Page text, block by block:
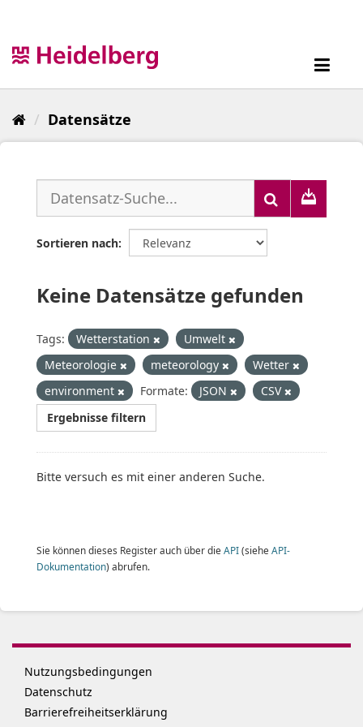
Datensätze
Sortieren nach
Keine Datensätze gefunden
Tags: Wetterstation
Umwelt
Meteorologie
meteorology
Wetter
environment
Formate: JSON
CSV
Ergebnisse filtern
Bitte versuch es mit einer anderen Suche.
Sie können dieses Register auch über die API(siehe API-
Dokumentation) abrufen.
Nutzungsbedingungen
Datenschutz
Barrierefreiheitserklärung